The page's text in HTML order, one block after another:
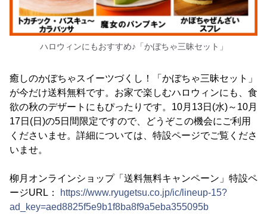
ハロウィンにもおすすめ♪「かぼちゃ三昧セット」
癒しのかぼちゃスイーツづくし！「かぼちゃ三昧セット」
が今だけ送料無料です。お家で楽しむハロウィンにも、食
欲の秋のデザートにもぴったりです。10月13日(水)～10月
17日(日)の5日間限定ですので、どうぞこの機会にご利用
くださいませ。詳細については、特設ページでご覧くださ
いませ。
柳月オンラインショップ「送料無料キャンペーン」特設ペ
ージURL：
https://www.ryugetsu.co.jp/ic/lineup-15?
ad_key=aed8825f5e9b1f8ba8f9a5eba355095b